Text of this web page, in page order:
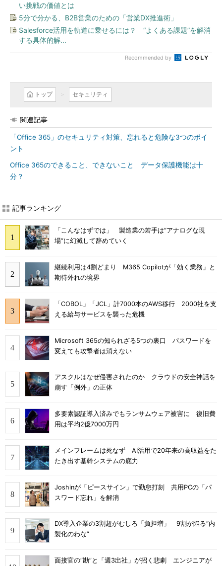
い挑戦の価値とは
5分で分かる、B2B営業のための「営業DX推進術」
Salesforce活用を軌道に乗せるには？ “よくある課題”を解消
する具体的解...
Recommended by
トップ セキュリティ
関連記事
「Office 365」のセキュリティ対策、忘れると危険な3つのポイ
ント
Office 365のできること、できないこと データ保護機能は十
分？
記事ランキング
「こんなはずでは」 製造業の若手は“アナログな現
場”に幻滅して辞めていく
継続利用は4割どまり M365 Copilotが「効く業務」と
期待外れの境界
「COBOL」「JCL」計7000本のAWS移行 2000社を支
える給与サービスを襲った危機
Microsoft 365の知られざる5つの裏口 パスワードを
変えても攻撃者は消えない
アスクルはなぜ侵害されたのか クラウドの安全神話を
崩す「例外」の正体
多要素認証導入済みでもランサムウェア被害に 復旧費
用は平均2億7000万円
メインフレームは死なず AI活用で20年来の高収益をた
たき出す基幹システムの底力
Joshinが「ピースサイン」で勤怠打刻 共用PCの「パ
スワード忘れ」を解消
DX導入企業の3割超がむしろ「負担増」 9割が陥る“内
製化のわな”
面接官の“勘”と「週3出社」が招く悲劇 エンジニアが